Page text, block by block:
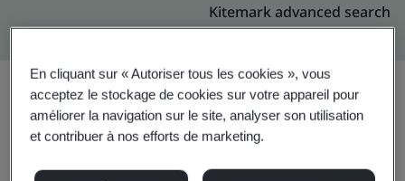
Kitemark advanced search
Partager:
En cliquant sur « Autoriser tous les cookies », vous
acceptez le stockage de cookies sur votre appareil pour
améliorer la navigation sur le site, analyser son utilisation
et contribuer à nos efforts de marketing.